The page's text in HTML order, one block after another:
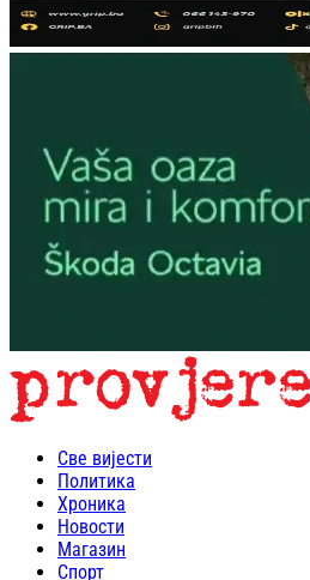
Све вијести
Политика
Хроника
Новости
Магазин
Спорт